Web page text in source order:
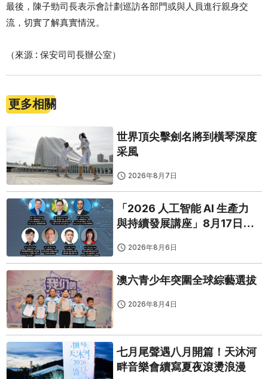
最後，陳子勁司長表示會計劃巡訪各部門或與人員進行親身交
流，切實了解真實情況。
（來源 : 保安司司長辦公室）
更多相關
世界頂尖擊劍名將到橫琴深度
采風
2026年8月7日
「2026 人工智能 AI 生產力
與持續發展講座」8月17日免
2026年8月6日
澳六青少年突圍全球綜藝選拔
2026年8月4日
七月尾聲遇八月開篇！天沐河
畔音樂會續寫夏夜滾燙浪漫